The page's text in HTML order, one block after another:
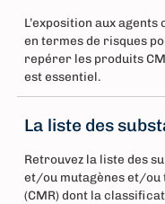
L’exposition aux
en termes de risques
repérer les produits
est essentiel.
La liste des
Retrouvez la liste des
et/ou mutagènes et/ou
(CMR) dont la